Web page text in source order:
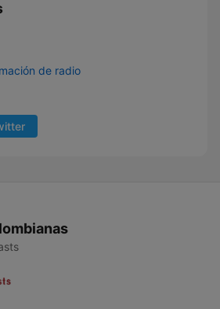
de radio